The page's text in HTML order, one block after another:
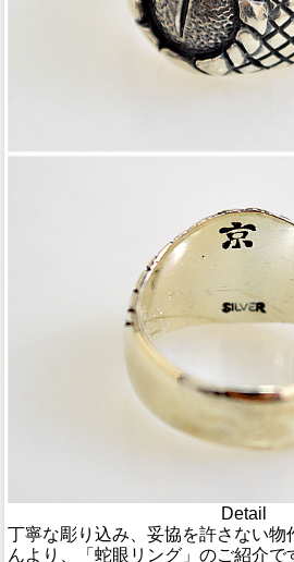
Detail
丁寧な彫り込み、妥協を許さない物
んより、「蛇眼リング」のご紹介で